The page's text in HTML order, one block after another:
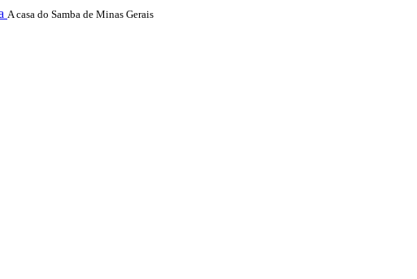
A casa do Samba de Minas Gerais